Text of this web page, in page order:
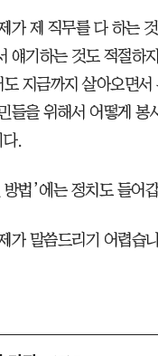
가 제 직무를 다 하는
얘기하는 것도 적절하
지금까지 살아오면
들을 위해서 어떻게
다.
방법’에는 정치도 들어
가 말씀드리기 어렵습